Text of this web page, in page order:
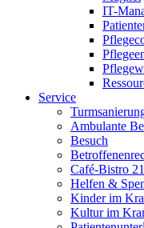
IT-
Service
Ambulante
Besuch
Café-Bistro
Helfen &
Kinder im
Kultur im